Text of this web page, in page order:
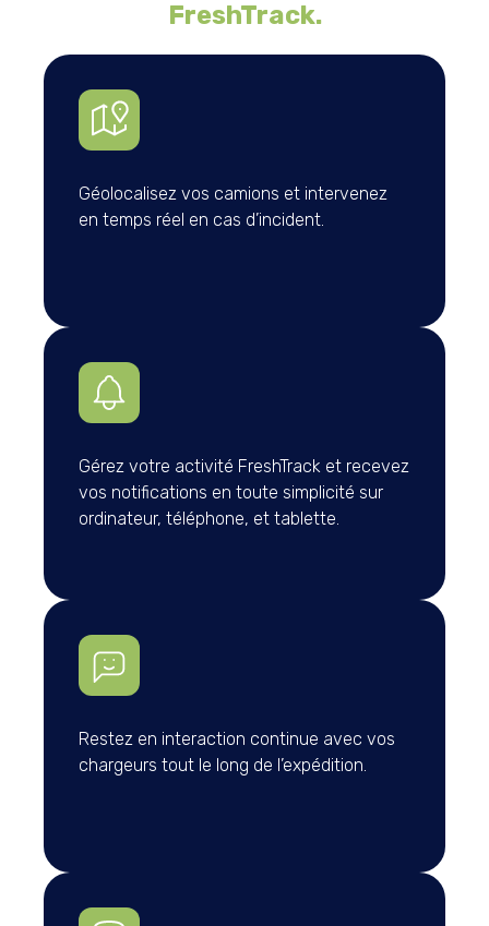
FreshTrack.
Géolocalisez vos camions et intervenez
en temps réel en cas d’incident.
Gérez votre activité FreshTrack et recevez
vos notifications en toute simplicité sur
ordinateur, téléphone, et tablette.
Restez en interaction continue avec vos
chargeurs tout le long de l’expédition.